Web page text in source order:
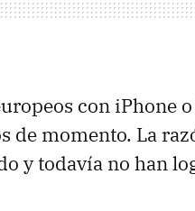
con iPhone
de momento. La
y todavía no han